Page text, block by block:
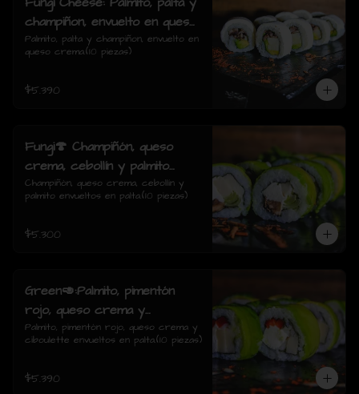
champiñon, envuelto en queso
crema.
Palmito, palta y champiñon, envuelto en
queso crema.(10 piezas)
$5.390
Fungi🍄 Champiñón, queso
crema, cebollín y palmito
envueltos en palta.
Champiñón, queso crema, cebollín y
palmito envueltos en palta.(10 piezas)
$5.300
Green🥑:Palmito, pimentón
rojo, queso crema y
ciboulette envueltos en palta.
Palmito, pimentón rojo, queso crema y
ciboulette envueltos en palta.(10 piezas)
$5.390